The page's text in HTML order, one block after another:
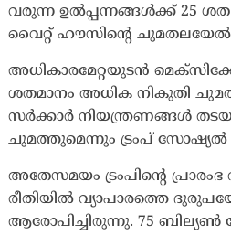
വരുന്ന ഉൽപ്പന്നങ്ങൾക്ക് 25
വൈറ്റ് ഹൗസിൻ്റെ
അധികാരമേറ്റയുടൻ
ശതമാനം അധിക നികുതി
സർക്കാർ നിയന്ത്രണങ്ങൾ
ചുമത്തുമെന്നും ട്രംപ് സോഷ്യൽ
അതേസമയം ട്രംപിൻ്റെ
രീതിയിൽ വ്യാപാരത്തെ
ആരോപിച്ചിരുന്നു. 75 ബില്യൺ